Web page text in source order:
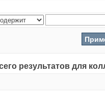
результатов для